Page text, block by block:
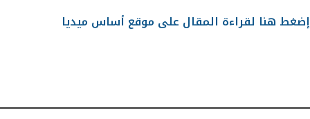
إضغط هنا لقراءة المقال على موقع أساس ميديا